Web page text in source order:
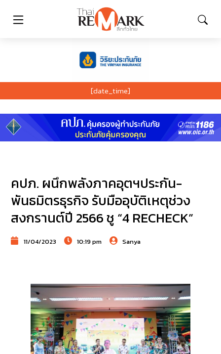
[date_time]
คปภ. ผนึกพลังภาคอุตฯประกัน-
พันธมิตรธุรกิจ รับมืออุบัติเหตุช่วง
สงกรานต์ปี 2566 ชู “4 RECHECK”
11/04/2023 10:19 pm Sanya